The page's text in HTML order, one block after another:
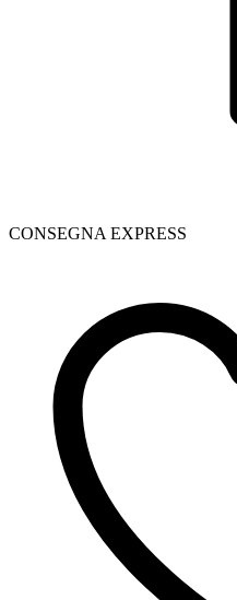
CONSEGNA EXPRESS